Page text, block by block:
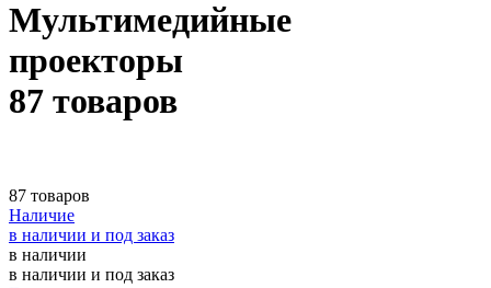
Мультимедийные
проекторы
87 товаров
87 товаров
Наличие
в наличии и под заказ
в наличии
в наличии и под заказ